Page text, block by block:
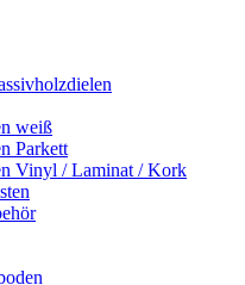
weiß
Parkett
Vinyl / Laminat / Kork